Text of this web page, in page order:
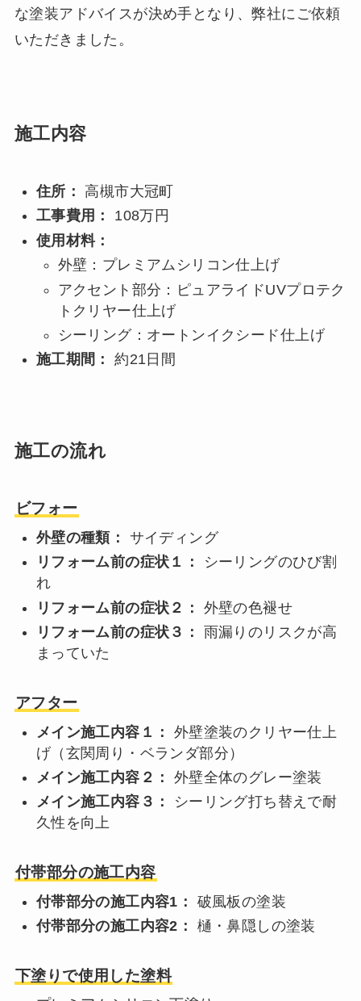
な塗装アドバイスが決め手となり、弊社にご依頼
いただきました。
施工内容
住所：
高槻市大冠町
工事費用：
108万円
使用材料：
外壁：プレミアムシリコン仕上げ
アクセント部分：ピュアライドUVプロテク
トクリヤー仕上げ
シーリング：オートンイクシード仕上げ
施工期間：
約21日間
施工の流れ
ビフォー
外壁の種類：
サイディング
リフォーム前の症状１：
シーリングのひび割
れ
リフォーム前の症状２：
外壁の色褪せ
リフォーム前の症状３：
雨漏りのリスクが高
まっていた
アフター
メイン施工内容１：
外壁塗装のクリヤー仕上
げ（玄関周り・ベランダ部分）
メイン施工内容２：
外壁全体のグレー塗装
メイン施工内容３：
シーリング打ち替えで耐
久性を向上
付帯部分の施工内容
付帯部分の施工内容1：
破風板の塗装
付帯部分の施工内容2：
樋・鼻隠しの塗装
下塗りで使用した塗料